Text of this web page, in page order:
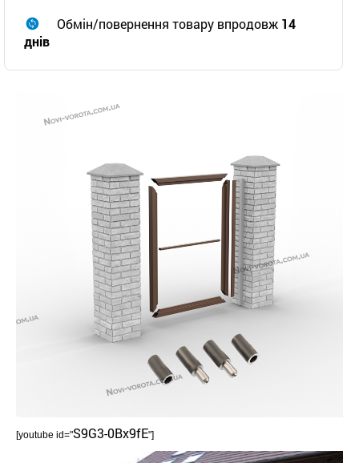
Обмін/повернення товару впродовж 14
днів
[youtube id="S9G3-0Bx9fE"]